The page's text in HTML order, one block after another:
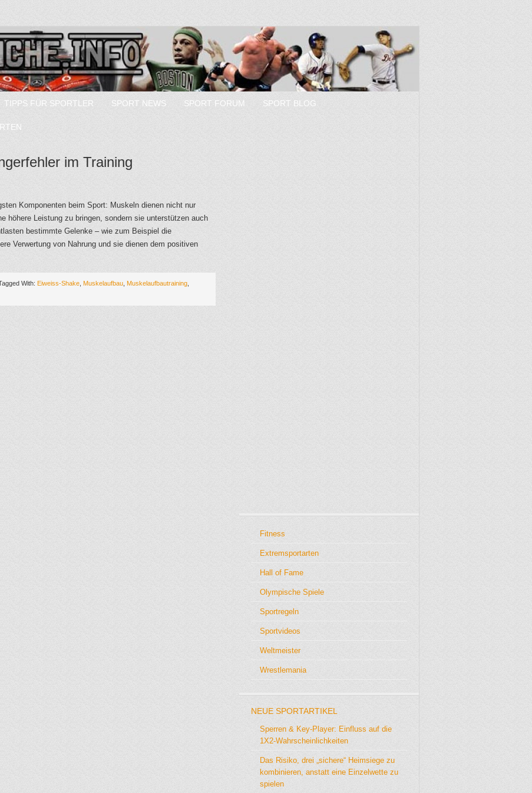
TIPPS FÜR SPORTLER SPORT NEWS SPORT FORUM SPORT BLOG
im Training
Komponenten beim Sport: Muskeln dienen nicht nur
höhere Leistung zu bringen, sondern sie unterstützen auch
bestimmte Gelenke – wie zum Beispiel die
Verwertung von Nahrung und sie dienen dem positiven
With: Eiweiss-Shake Muskelaufbau Muskelaufbautraining
Fitness
Extremsportarten
Hall of Fame
Olympische Spiele
Sportregeln
Sportvideos
Weltmeister
Wrestlemania
NEUE SPORTARTIKEL
Sperren & Key-Player: Einfluss auf die
1X2-Wahrscheinlichkeiten
Das Risiko, drei „sichere“ Heimsiege zu
kombinieren, anstatt eine Einzelwette zu
spielen